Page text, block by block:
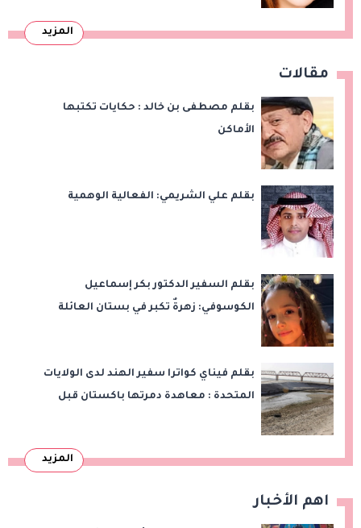
المزيد
مقالات
بقلم مصطفى بن خالد : حكايات تكتبها
الأماكن
بقلم علي الشريمي: الفعالية الوهمية
بقلم السفير الدكتور بكر إسماعيل
الكوسوفي: زهرةٌ تكبر في بستان العائلة
بقلم فيناي كواترا سفير الهند لدى الولايات
المتحدة : معاهدة دمرتها باكستان قبل
المزيد
اهم الأخبار